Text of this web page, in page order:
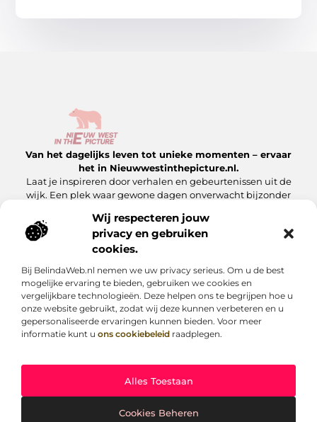
Wij respecteren jouw
privacy en gebruiken
cookies.
Bij BelindaWeb.nl nemen we uw privacy serieus. Om u de best
mogelijke ervaring te bieden, gebruiken we cookies en
vergelijkbare technologieën. Deze helpen ons te begrijpen hoe u
onze website gebruikt, zodat wij deze kunnen verbeteren en u
gepersonaliseerde ervaringen kunnen bieden. Voor meer
informatie kunt u ons cookiebeleid raadplegen.
Alles Toestaan
Cookies Beheren
Van het dagelijks leven tot unieke momenten – ervaar
het in Nieuwwestinthepicture.nl.
Laat je inspireren door verhalen en gebeurtenissen uit de
wijk. Een plek waar gewone dagen onverwacht bijzonder
Onze informatie
Bericht categorie
@2025 www.nieuwwestinthepicture.nl. All Right Reserved.